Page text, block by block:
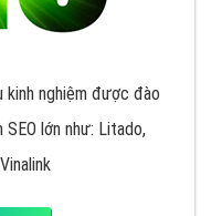
kinh nghiệm được đào
lớn như: Litado,